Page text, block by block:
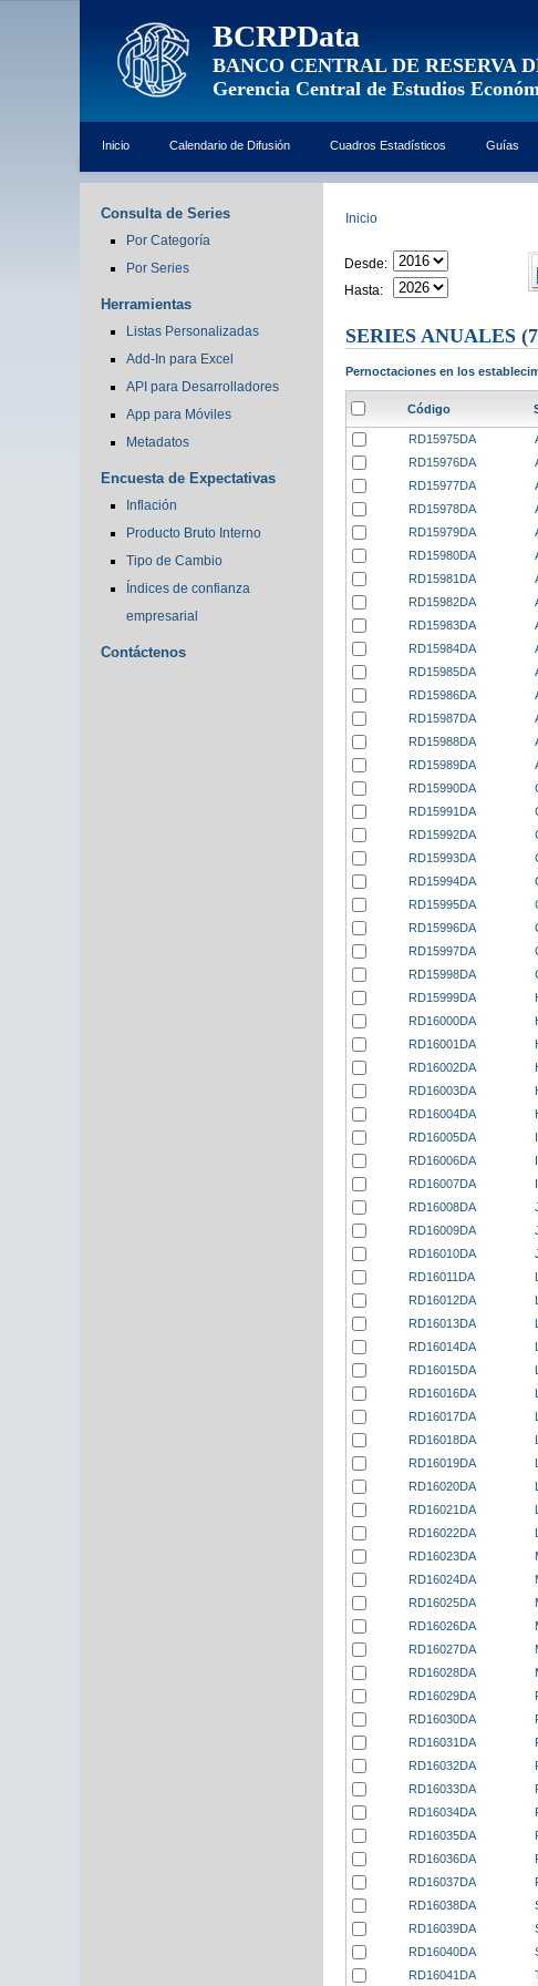
BCRPData
BANCO CENTRAL DE RESERVA
Gerencia Central de Estudios
Inicio Calendario de Difusión Cuadros Estadísticos Guías
Consulta de Series
Por Categoría
Por Series
Herramientas
Listas Personalizadas
Add-In para Excel
API para Desarrolladores
App para Móviles
Metadatos
Encuesta de Expectativas
Inflación
Producto Bruto Interno
Tipo de Cambio
Índices de confianza
empresarial
Contáctenos
Inicio
Desde:
Hasta:
SERIES ANUALES
Pernoctaciones en los
Código
RD15975DA
RD15976DA
RD15977DA
RD15978DA
RD15979DA
RD15980DA
RD15981DA
RD15982DA
RD15983DA
RD15984DA
RD15985DA
RD15986DA
RD15987DA
RD15988DA
RD15989DA
RD15990DA
RD15991DA
RD15992DA
RD15993DA
RD15994DA
RD15995DA
RD15996DA
RD15997DA
RD15998DA
RD15999DA
RD16000DA
RD16001DA
RD16002DA
RD16003DA
RD16004DA
RD16005DA
RD16006DA
RD16007DA
RD16008DA
RD16009DA
RD16010DA
RD16011DA
RD16012DA
RD16013DA
RD16014DA
RD16015DA
RD16016DA
RD16017DA
RD16018DA
RD16019DA
RD16020DA
RD16021DA
RD16022DA
RD16023DA
RD16024DA
RD16025DA
RD16026DA
RD16027DA
RD16028DA
RD16029DA
RD16030DA
RD16031DA
RD16032DA
RD16033DA
RD16034DA
RD16035DA
RD16036DA
RD16037DA
RD16038DA
RD16039DA
RD16040DA
RD16041DA